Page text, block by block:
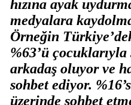
hızına ayak
medyalara
Örneğin
%63’ü
arkadaş oluyor ve
sohbet ediyor.
üzerinde sohbet